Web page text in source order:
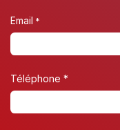
Email *
Téléphone *